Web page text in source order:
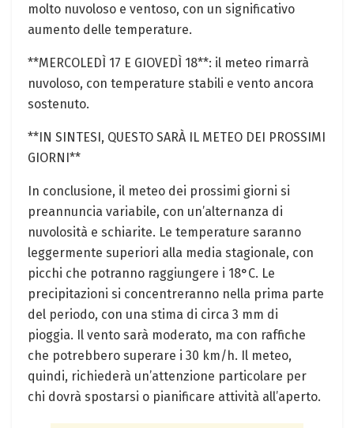
molto nuvoloso e ventoso, con un significativo
aumento delle temperature.
**MERCOLEDÌ 17 E GIOVEDÌ 18**: il meteo rimarrà
nuvoloso, con temperature stabili e vento ancora
sostenuto.
**IN SINTESI, QUESTO SARÀ IL METEO DEI PROSSIMI
GIORNI**
In conclusione, il meteo dei prossimi giorni si
preannuncia variabile, con un’alternanza di
nuvolosità e schiarite. Le temperature saranno
leggermente superiori alla media stagionale, con
picchi che potranno raggiungere i 18°C. Le
precipitazioni si concentreranno nella prima parte
del periodo, con una stima di circa 3 mm di
pioggia. Il vento sarà moderato, ma con raffiche
che potrebbero superare i 30 km/h. Il meteo,
quindi, richiederà un’attenzione particolare per
chi dovrà spostarsi o pianificare attività all’aperto.